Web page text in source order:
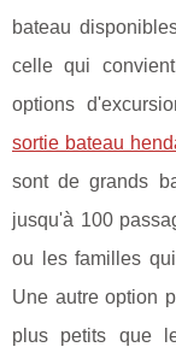
bateau
celle qui
options
sortie bateau
sont de grands
jusqu'à 100
ou les familles
Une autre option
plus petits que